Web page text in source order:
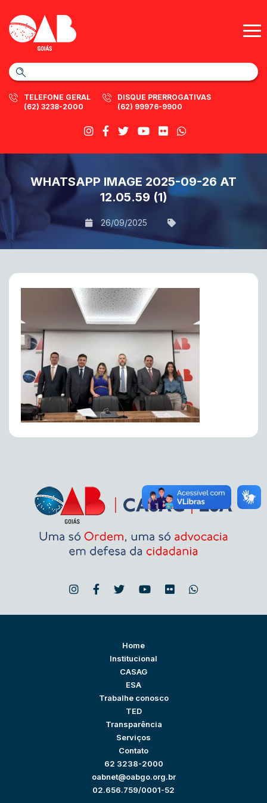
TELEFONE GERAL
(62) 3238-2000
DISQUE PRERROGATIVAS
(62) 99976-9900
WHATSAPP IMAGE 2025-09-26 AT
12.05.59 (1)
26/09/2025
Home
Institucional
CASAG
ESA
Trabalhe conosco
TED
Transparência
Serviços
Contato
62 3238-2000
oabnet@oabgo.org.br
02.656.759/0001-52